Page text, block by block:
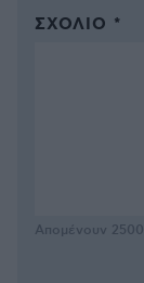
ΣΧΌΛΙΟ *
Απομένουν 2500